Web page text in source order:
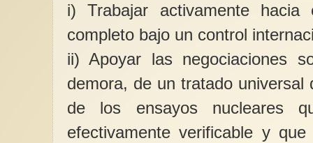
i) Trabajar activamente
completo bajo un control
ii) Apoyar las negociaciones
demora, de un tratado universal
de los ensayos nucleares
efectivamente verificable y